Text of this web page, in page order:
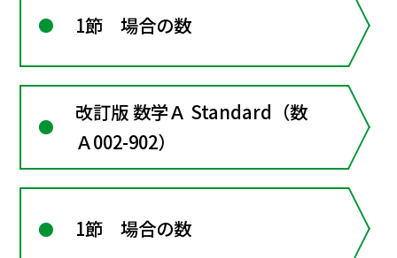
1節 場合の数
改訂版 数学Ａ Standard（数
Ａ002-902）
1節 場合の数